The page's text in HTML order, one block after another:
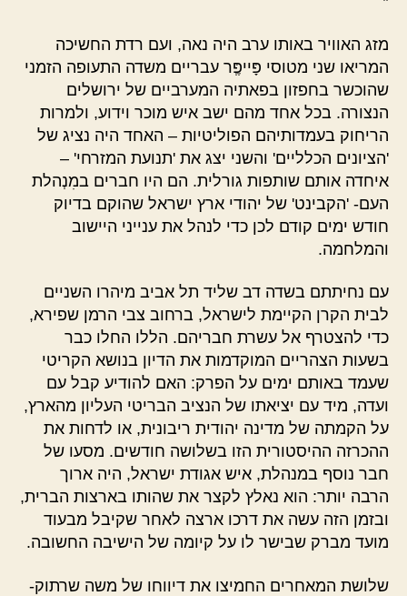
מזג האוויר באותו ערב היה נאה, ועם רדת החשיכה
המריאו שני מטוסי פָּייפְֶּר עבריים משדה התעופה הזמני
שהוכשר בחפזון בפאתיה המערביים של ירושלים
הנצורה. בכל אחד מהם ישב איש מוכר וידוע, ולמרות
הריחוק בעמדותיהם הפוליטיות – האחד היה נציג של
'הציונים הכלליים' והשני יצג את 'תנועת המזרחי' –
איחדה אותם שותפות גורלית. הם היו חברים במִנְהלת
העם- 'הקבינט' של יהודי ארץ ישראל שהוקם בדיוק
חודש ימים קודם לכן כדי לנהל את ענייני היישוב
והמלחמה.
עם נחיתתם בשדה דב שליד תל אביב מיהרו השניים
לבית הקרן הקיימת לישראל, ברחוב צבי הרמן שפירא,
כדי להצטרף אל עשרת חבריהם. הללו החלו כבר
בשעות הצהריים המוקדמות את הדיון בנושא הקריטי
שעמד באותם ימים על הפרק: האם להודיע קבל עם
ועדה, מיד עם יציאתו של הנציב הבריטי העליון מהארץ,
על הקמתה של מדינה יהודית ריבונית, או לדחות את
ההכרזה ההיסטורית הזו בשלושה חודשים. מסעו של
חבר נוסף במנהלת, איש אגודת ישראל, היה ארוך
הרבה יותר: הוא נאלץ לקצר את שהותו בארצות הברית,
ובזמן הזה עשה את דרכו ארצה לאחר שקיבל מבעוד
מועד מברק שבישר לו על קיומה של הישיבה החשובה.
שלושת המאחרים החמיצו את דיווחו של משה שרתוק-